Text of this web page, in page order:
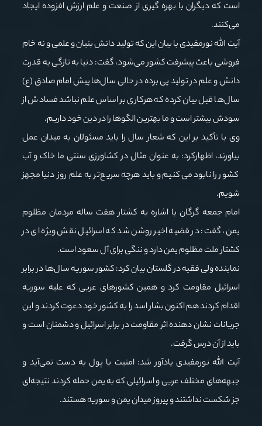
است که دیگران با بهره گیری از صنعت و علم ارزش افزوده ایجاد
می‌کنند.
آیت الله نورمفیدی با بیان این که تولید دانش بنیان و علمی و نه خام
فروشی باعث پیشرفت کشور می‌شود، گفت: دنیا به تازگی به قدرت
دانش و علم در تولید پی برده در حالی سال‌ها پیش امام صادق (ع)
سال‌ها قبل بیان کرده که هرکاری بر اساس علم نباشد فسادش از
سودش بیشتر است و ما بهترین الگوها را در دین خود داریم.
وی با تأکید بر این که شعار سال را باید مسئولان به میدان عمل
بیاورند، اظهارکرد: به عنوان مثال در کشاورزی سنتی ما خاک و آب
کشور را نابود می‌کنیم و باید هرچه سریع‌تر به علم روز دنیا مجهز
شویم.
امام جمعه گرگان با اشاره به کشتار هفت ساله مردمان مظلوم
یمن، گفت: در قضیه اخیر روشن شد که اسرائیل نقش ویژه ای در
کشتار ملت مظلوم یمن دارد و ننگی برای آل سعود است.
نماینده ولی فقیه در گلستان بیان کرد: کشور سوریه سال‌ها در برابر
اسرائیل مقاومت کرد و همین کشورهای عربی که علیه سوریه
اقدام کردند هم اکنون بشار اسد را به کشور خود دعوت کردند و این
جریانات نشان دهنده اثر مقاومت در برابر اسرائیل و دشمنان است و
باید از آن درس گرفت.
آیت الله نورمفیدی یادآور شد: امنیت با پول به دست نمی‌آید و
جبهه‌های مختلف عربی و اسرائیلی که به یمن حمله کردند نتیجه‌ای
جز شکست نداشتند و پیروز میدان یمن و سوریه هستند.